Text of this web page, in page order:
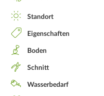
Standort
Eigenschaften
Boden
Schnitt
Wasserbedarf